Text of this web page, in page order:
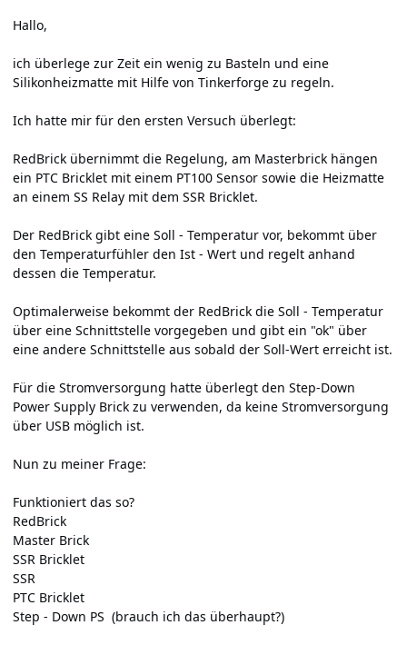
Hallo,
ich überlege zur Zeit ein wenig zu Basteln und eine
Silikonheizmatte mit Hilfe von Tinkerforge zu regeln.
Ich hatte mir für den ersten Versuch überlegt:
RedBrick übernimmt die Regelung, am Masterbrick hängen
ein PTC Bricklet mit einem PT100 Sensor sowie die Heizmatte
an einem SS Relay mit dem SSR Bricklet.
Der RedBrick gibt eine Soll - Temperatur vor, bekommt über
den Temperaturfühler den Ist - Wert und regelt anhand
dessen die Temperatur.
Optimalerweise bekommt der RedBrick die Soll - Temperatur
über eine Schnittstelle vorgegeben und gibt ein "ok" über
eine andere Schnittstelle aus sobald der Soll-Wert erreicht ist.
Für die Stromversorgung hatte überlegt den Step-Down
Power Supply Brick zu verwenden, da keine Stromversorgung
über USB möglich ist.
Nun zu meiner Frage:
Funktioniert das so?
RedBrick
Master Brick
SSR Bricklet
SSR
PTC Bricklet
Step - Down PS (brauch ich das überhaupt?)